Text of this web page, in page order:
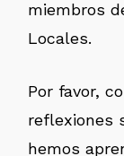
miembros
Locales.
Por favor,
reflexiones
hemos